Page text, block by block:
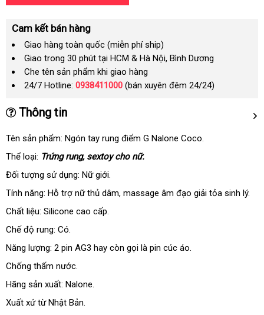
Cam kết bán hàng
Giao hàng toàn quốc (miễn phí ship)
Giao trong 30 phút tại HCM & Hà Nội, Bình Dương
Che tên sản phẩm khi giao hàng
24/7 Hotline: 0938411000 (bán xuyên đêm 24/24)
Thông tin
Tên sản phẩm: Ngón tay rung điểm G Nalone Coco.
Thể loại: Trứng rungnước
ngoài
, sextoy cho nữ.
Đối tượng sử dụng: Nữ giới.
Tính năng: Hỗ trợ nữ thủ dâmthanh
, massage âm đạo giải tỏa sinh lý.
Chất liệu: Silicone cao cấp.
Chế độ rung: Có.
Năng lượng: 2 pin AG3 hay còn gọi là pin cúc áo.
Chống thấm nước.
Hãng sản xuất: Nalone.
Xuất xứ từ Nhật Bản.